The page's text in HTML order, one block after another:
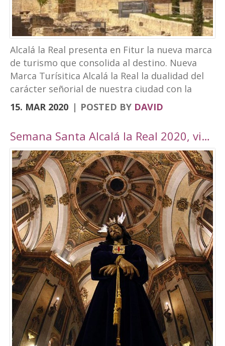
Alcalá la Real presenta en Fitur la nueva marca
de turismo que consolida al destino. Nueva
Marca Turísitica Alcalá la Real la dualidad del
carácter señorial de nuestra ciudad con la
vanguardia y su realidad actual de ciudad
moderna. Fortaleza Abacial y pueblo nuevo.
«convivimos siendo además tierra de frontera
y que hemos querido plasmar en esta marca
tan poderosa». A través de cuatro elementos y
cuatro colores el logo destaca cultura,
patrimonio, entorno natural y experiencias. El
símbolo amarillo, que recuerda a un ojo,
engloba toda la cultura y singularidades de la
ciudad. El naranja, que representa la silueta de
una atalaya, se destina al patrimonio e
historia. El verde, por su parte, que dibuja una
hoja, es el elemento que identificará todo el
mundo rural y natural del municipio, junto con
el turismo activo. Por último, el tono magenta
simboliza un sendero abierto y se centra en el
turismo experiencial, unido al ocio y los
eventos. La marca puede verse en las
15. MAR 2020 POSTED BY DAVID
Semana Santa Alcalá la Real 2020, viaje por Andalucía